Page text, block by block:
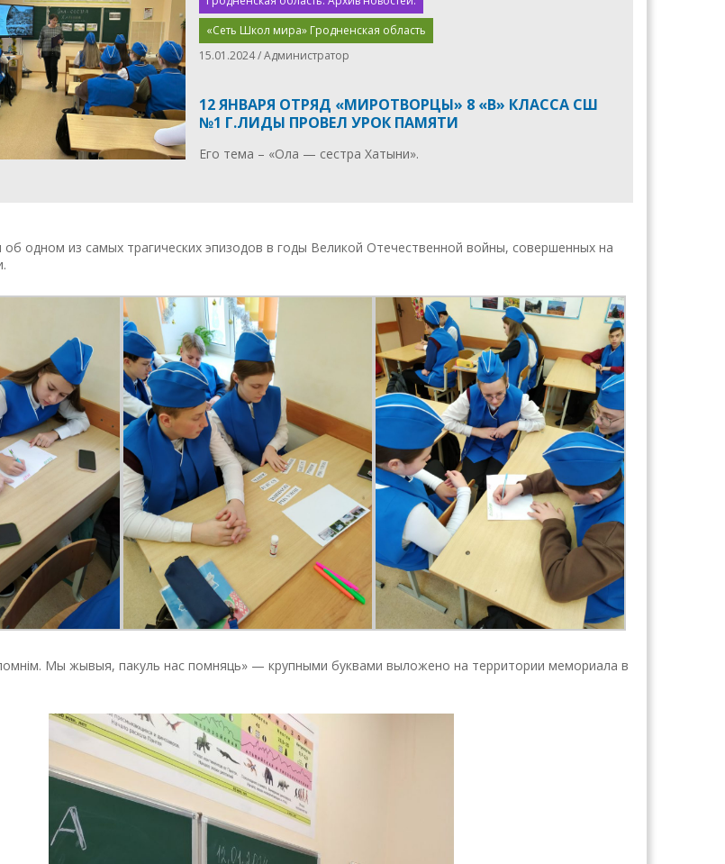
«Сеть Школ мира» Гродненская область
15.01.2024 / Администратор
12 ЯНВАРЯ ОТРЯД «МИРОТВОРЦЫ» 8 «В» КЛАССА СШ
№1 Г.ЛИДЫ ПРОВЕЛ УРОК ПАМЯТИ
Его тема – «Ола — сестра Хатыни».
одном из самых трагических эпизодов в годы Великой Отечественной войны, совершенных на
Мы жывыя, пакуль нас помняць» — крупными буквами выложено на территории мемориала в